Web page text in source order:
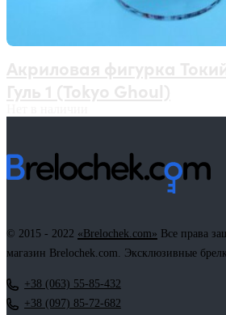
© 2015 - 2022 «Brelochek.com» Все права
магазин Brelochek.com. Эксклюзивные
+38 (063) 55-85-432
+38 (097) 85-72-682